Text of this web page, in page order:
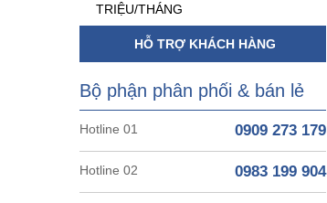
TRIỆU/THÁNG
HỖ TRỢ KHÁCH HÀNG
Bộ phận phân phối & bán lẻ
Hotline 01 0909 273 179
Hotline 02 0983 199 904